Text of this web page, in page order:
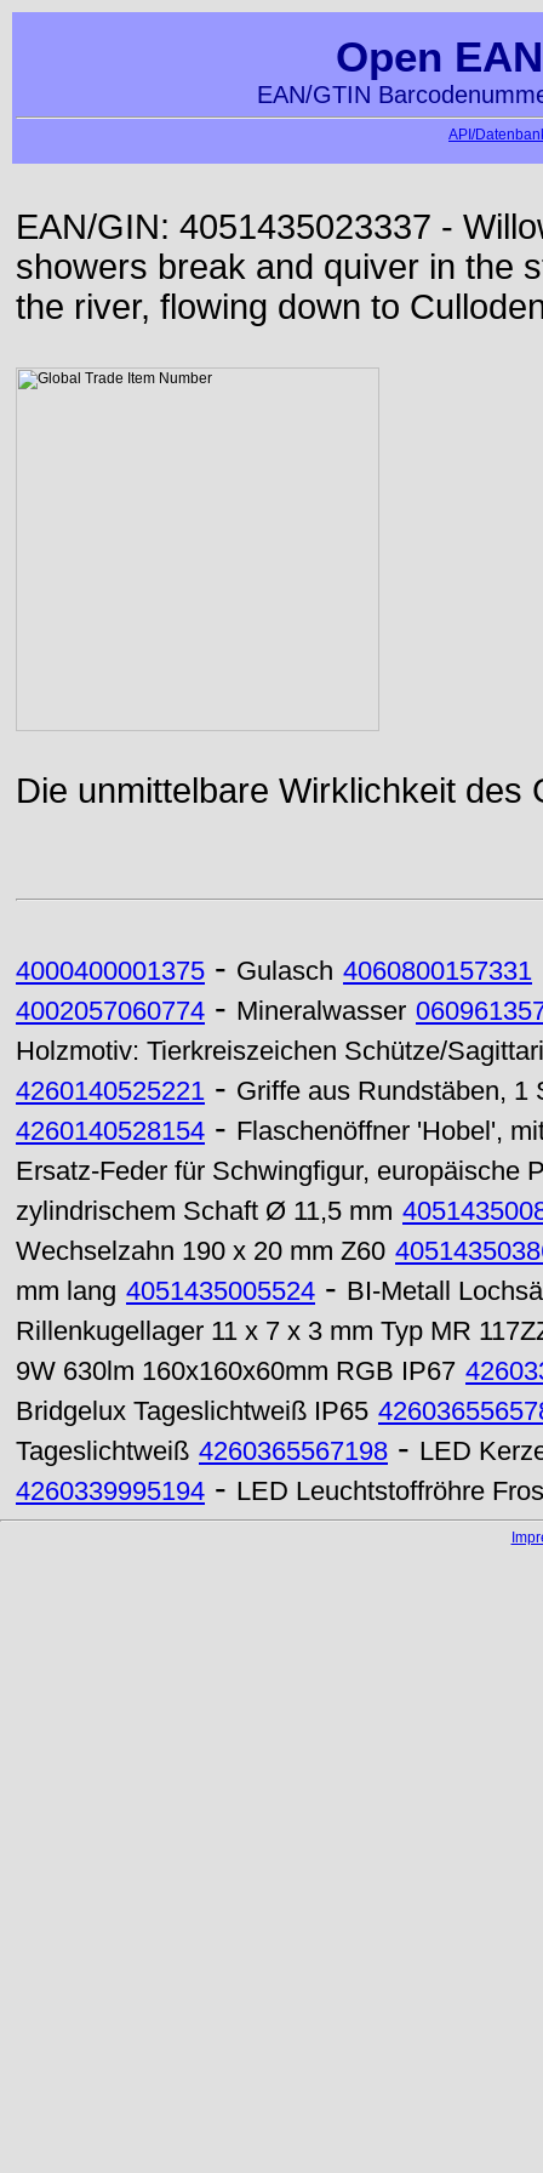
Open
EAN/GTIN
API/
EAN/GIN: 4051435023337 -
showers break and quiver in the
the river, flowing down to
Die unmittelbare Wirklichkeit des
4000400001375 - Gulasch 4060800157331
4002057060774 - Mineralwasser
Holzmotiv: Tierkreiszeichen Schütze/
4260140525221 - Griffe aus Rundstäben, 1
4260140528154 - Flaschenöffner 'Hobel',
Ersatz-Feder für Schwingfigur, europäische
zylindrischem Schaft Ø 11,5 mm
Wechselzahn 190 x 20 mm Z60
mm lang 4051435005524 - BI-Metall
Rillenkugellager 11 x 7 x 3 mm Typ MR
9W 630lm 160x160x60mm RGB IP67
Bridgelux Tageslichtweiß IP65
Tageslichtweiß 4260365567198 - LED
4260339995194 - LED Leuchtstoffröhre